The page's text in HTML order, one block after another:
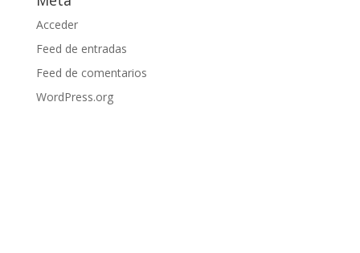
Acceder
Feed de entradas
Feed de comentarios
WordPress.org